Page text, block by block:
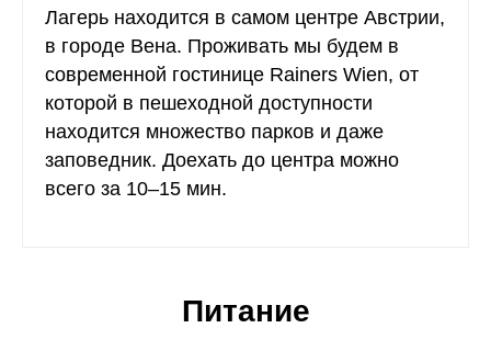
Лагерь находится в самом центре Австрии,
в городе Вена. Проживать мы будем в
современной гостинице Rainers Wien, от
которой в пешеходной доступности
находится множество парков и даже
заповедник. Доехать до центра можно
всего за 10–15 мин.
Питание